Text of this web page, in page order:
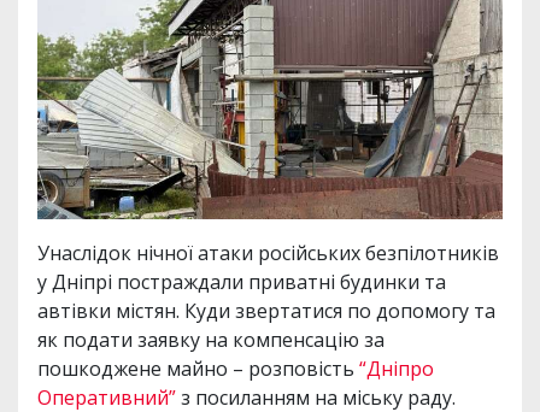
Унаслідок нічної атаки російських безпілотників
у Дніпрі постраждали приватні будинки та
автівки містян. Куди звертатися по допомогу та
як подати заявку на компенсацію за
пошкоджене майно – розповість “Дніпро
Оперативний”з посиланням на міську раду.